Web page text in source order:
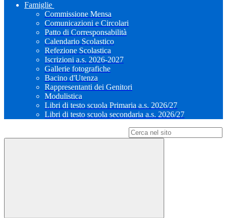
Famiglie
Commissione Mensa
Comunicazioni e Circolari
Patto di Corresponsabilità
Calendario Scolastico
Refezione Scolastica
Iscrizioni a.s. 2026-2027
Gallerie fotografiche
Bacino d'Utenza
Rappresentanti dei Genitori
Modulistica
Libri di testo scuola Primaria a.s. 2026/27
Libri di testo scuola secondaria a.s. 2026/27